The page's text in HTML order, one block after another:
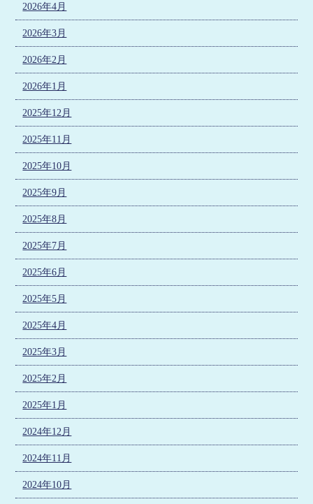
2026年4月
2026年3月
2026年2月
2026年1月
2025年12月
2025年11月
2025年10月
2025年9月
2025年8月
2025年7月
2025年6月
2025年5月
2025年4月
2025年3月
2025年2月
2025年1月
2024年12月
2024年11月
2024年10月